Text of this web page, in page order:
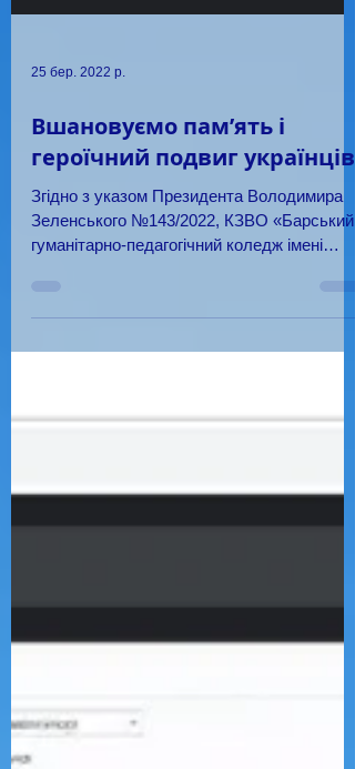
25 бер. 2022 р.
Вшановуємо пам’ять і
героїчний подвиг українців
Згідно з указом Президента Володимира
Михайла Грушевського»...